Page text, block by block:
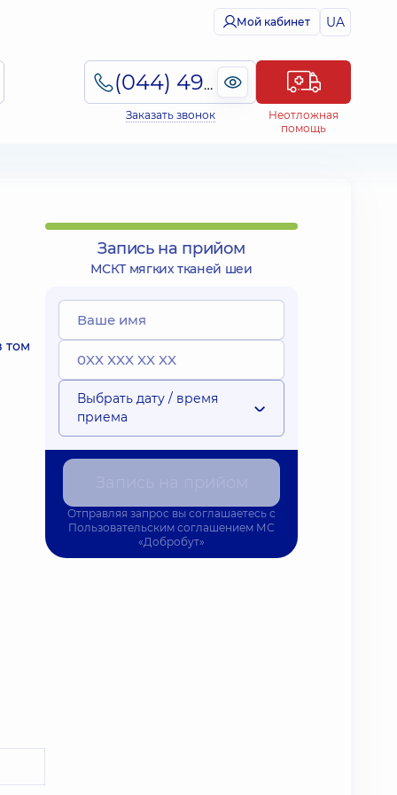
Мой кабинет UA
(044) 495-2-888
Заказать звонок
Неотложная
помощь
том
Запись на прийом
МСКТ мягких тканей шеи
Выбрать дату / время
приема
Отправляя запрос вы соглашаетесь с
Пользовательским соглашением МС
«Добробут»